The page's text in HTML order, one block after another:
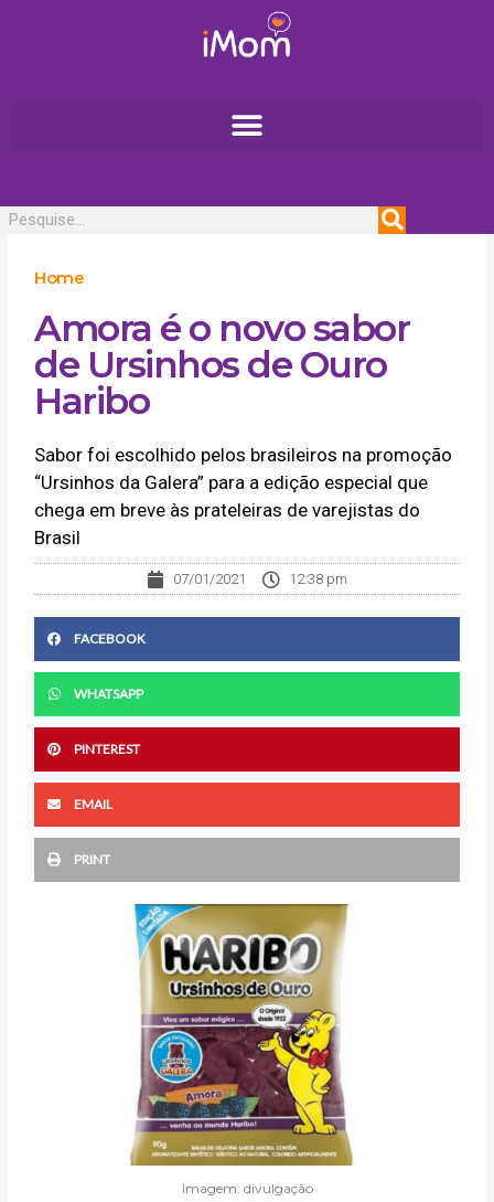
Home
Amora é o novo sabor
de Ursinhos de Ouro
Haribo
Sabor foi escolhido pelos brasileiros na promoção
“Ursinhos da Galera” para a edição especial que
chega em breve às prateleiras de varejistas do
Brasil
07/01/2021 12:38 pm
FACEBOOK
WHATSAPP
PINTEREST
EMAIL
PRINT
Imagem: divulgação